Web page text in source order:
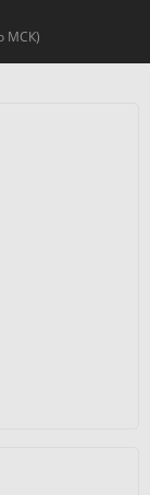
МСК)